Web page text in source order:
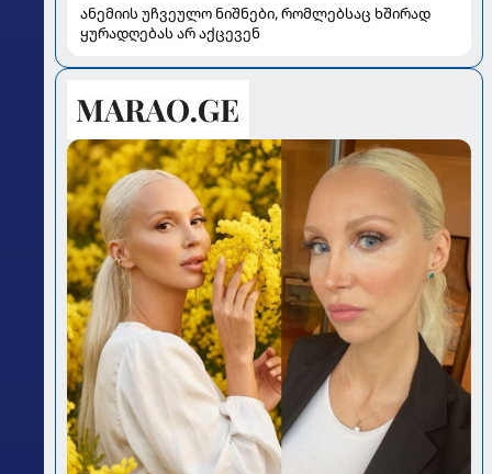
ანემიის უჩვეულო ნიშნები, რომლებსაც ხშირად
ყურადღებას არ აქცევენ